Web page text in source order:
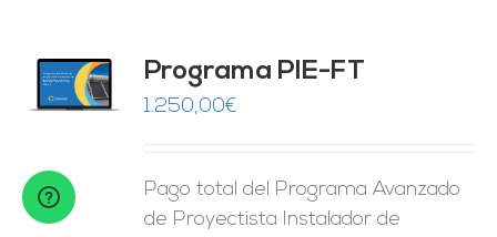
Programa PIE-FT
1.250,00€
Pago total del Programa Avanzado
de Proyectista Instalador de